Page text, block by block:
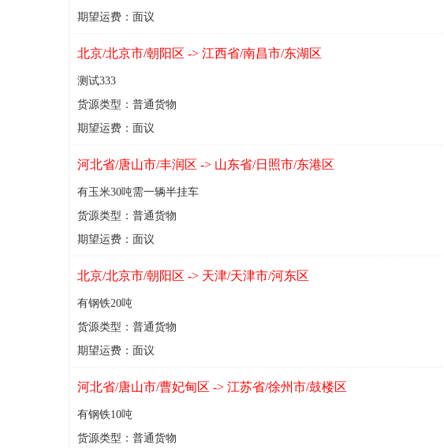
期望运费：面议
北京/北京市/朝阳区 -> 江西省/南昌市/东湖区
测试333
货源类型：普通货物
期望运费：面议
河北省/唐山市/丰润区 -> 山东省/日照市/东港区
有玉米30吨需一辆半挂车
货源类型：普通货物
期望运费：面议
北京/北京市/朝阳区 -> 天津/天津市/河东区
有钢铁20吨
货源类型：普通货物
期望运费：面议
河北省/唐山市/曹妃甸区 -> 江苏省/徐州市/鼓楼区
有钢铁10吨
货源类型：普通货物